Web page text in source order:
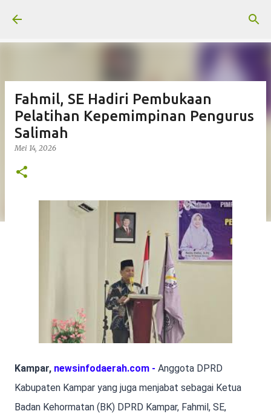
Fahmil, SE Hadiri Pembukaan
Pelatihan Kepemimpinan Pengurus
Salimah
Mei 14, 2026
Kampar, newsinfodaerah.com - Anggota DPRD
Kabupaten Kampar yang juga menjabat sebagai Ketua
Badan Kehormatan (BK) DPRD Kampar, Fahmil, SE,